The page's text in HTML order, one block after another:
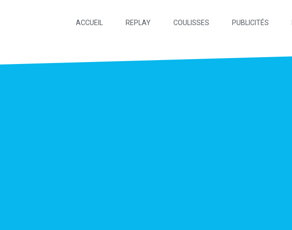
ACCUEIL REPLAY COULISSES PUBLICITÉS